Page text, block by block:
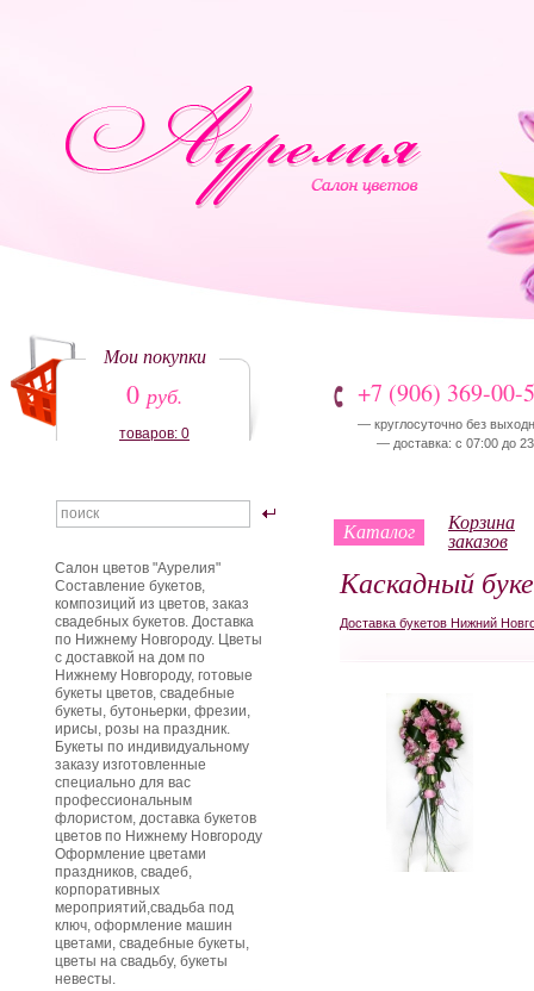
Мои покупки
0 руб.
товаров: 0
+7 (906) 369-00-
— круглосуточно без
— доставка: с 07:00 до
Каталог Корзина
заказов
Каскадный
Доставка букетов Нижний
Салон цветов "Аурелия"
Составление букетов,
композиций из цветов, заказ
свадебных букетов. Доставка
по Нижнему Новгороду. Цветы
с доставкой на дом по
Нижнему Новгороду, готовые
букеты цветов, свадебные
букеты, бутоньерки, фрезии,
ирисы, розы на праздник.
Букеты по индивидуальному
заказу изготовленные
специально для вас
профессиональным
флористом, доставка букетов
цветов по Нижнему Новгороду
Оформление цветами
праздников, свадеб,
корпоративных
мероприятий,свадьба под
ключ, оформление машин
цветами, свадебные букеты,
цветы на свадьбу, букеты
невесты.